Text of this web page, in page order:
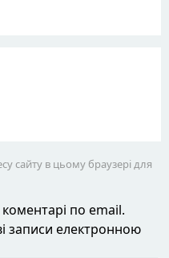
сайту в цьому браузері для
по email.
записи електронною